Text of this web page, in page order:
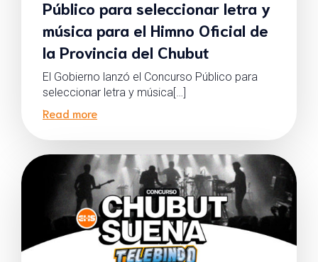
Público para seleccionar letra y
música para el Himno Oficial de
la Provincia del Chubut
El Gobierno lanzó el Concurso Público para
seleccionar letra y música[…]
Read more